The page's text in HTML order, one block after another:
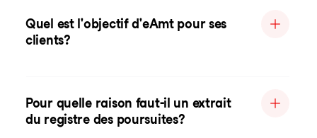
Quel est l'objectif d'eAmt pour ses
clients?
Pour quelle raison faut-il un extrait
du registre des poursuites?